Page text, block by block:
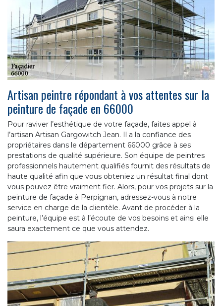
Artisan peintre répondant à vos attentes sur la
peinture de façade en 66000
Pour raviver l’esthétique de votre façade, faites appel à
l’artisan Artisan Gargowitch Jean. Il a la confiance des
propriétaires dans le département 66000 grâce à ses
prestations de qualité supérieure. Son équipe de peintres
professionnels hautement qualifiés fournit des résultats de
haute qualité afin que vous obteniez un résultat final dont
vous pouvez être vraiment fier. Alors, pour vos projets sur la
peinture de façade à Perpignan, adressez-vous à notre
service en charge de la clientèle. Avant de procéder à la
peinture, l’équipe est à l’écoute de vos besoins et ainsi elle
saura exactement ce que vous attendez.